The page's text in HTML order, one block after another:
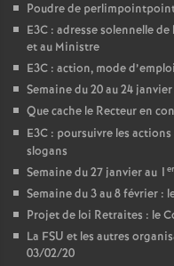
Poudre de
E3C : adresse solennelle
et au Ministre
E3C : action, mode d’emploi
Semaine du 20 au 24
Que cache le Recteur en
E3C : poursuivre les actions
slogans
Semaine du 27 janvier au 1 er
Semaine du 3 au 8 février :
Projet de loi Retraites : le
La FSU et les autres
03/02/20